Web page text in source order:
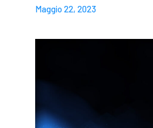
Maggio 22, 2023